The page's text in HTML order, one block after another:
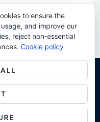
AeonBlog by
to ensure the
and improve our
reject non-essential
Cookie policy